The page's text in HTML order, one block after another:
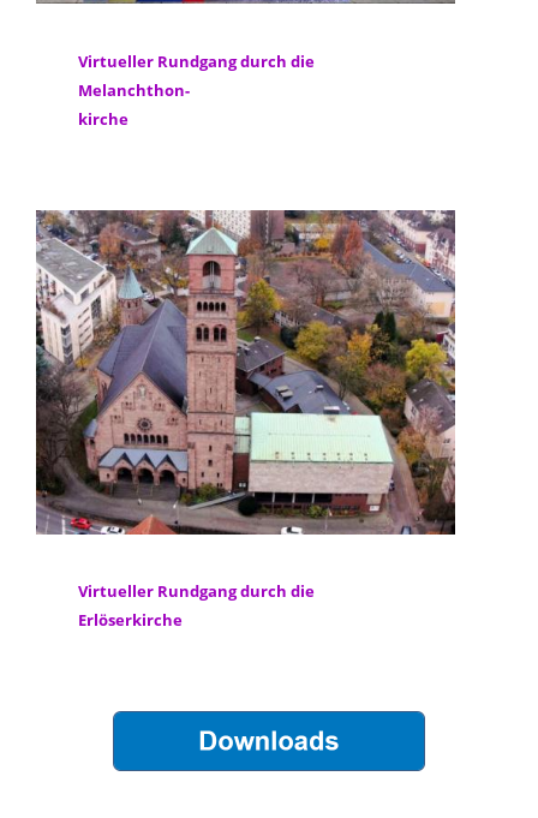
Virtueller Rundgang durch die
Melanchthon-
kirche
Virtueller Rundgang durch die
Erlöserkirche